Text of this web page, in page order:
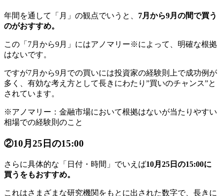
年間を通して「月」の観点でいうと、 7月から9月の間で買う
のがおすすめ。
この「7月から9月」にはアノマリー※によって、明確な根拠
はないです。
ですが7月から9月での買いには投資家の経験則上で成功例が
多く、有効な考え方として長きにわたり”買いのチャンス”と
されています。
※アノマリー：金融市場において根拠はないが当たりやすい
相場での経験則のこと
②10月25日の15:00
さらに具体的な「日付・時間」でいえば10月25日の15:00に
買うをもおすすめ。
これはさまざまな研究機関をもとに出された数字で、長きに